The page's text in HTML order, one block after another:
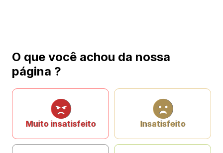
O que você achou da nossa
página ?
Muito insatisfeito Insatisfeito